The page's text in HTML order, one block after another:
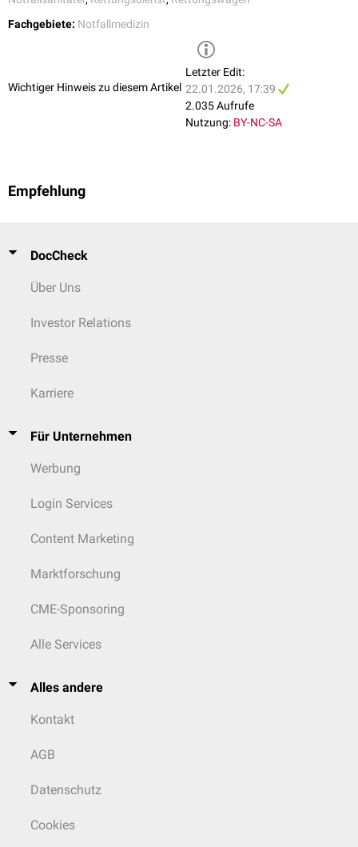
Lung Ultrasound
Pneumothorax
undobstruktiven
Lungenerkrankungen
Evidenz
, European Journal of Internal Medicine, 2022
American College of Emergency Physicians (ACEP) et al.,
Guidelines: Emergency, Point-of-Care, and Clinical Ultrasound
, Ann Emerg Med, 2023
Fachgebiete: Notfallmedizin
Wichtiger Hinweis zu diesem Artikel
Letzter Edit:
22.01.2026, 17:39
2.035 Aufrufe
Nutzung: BY-NC-SA
Empfehlung
DocCheck
Über Uns
Investor Relations
Presse
Karriere
Für Unternehmen
Werbung
Login Services
Content Marketing
Marktforschung
CME-Sponsoring
Alle Services
Alles andere
Kontakt
AGB
Datenschutz
Cookies